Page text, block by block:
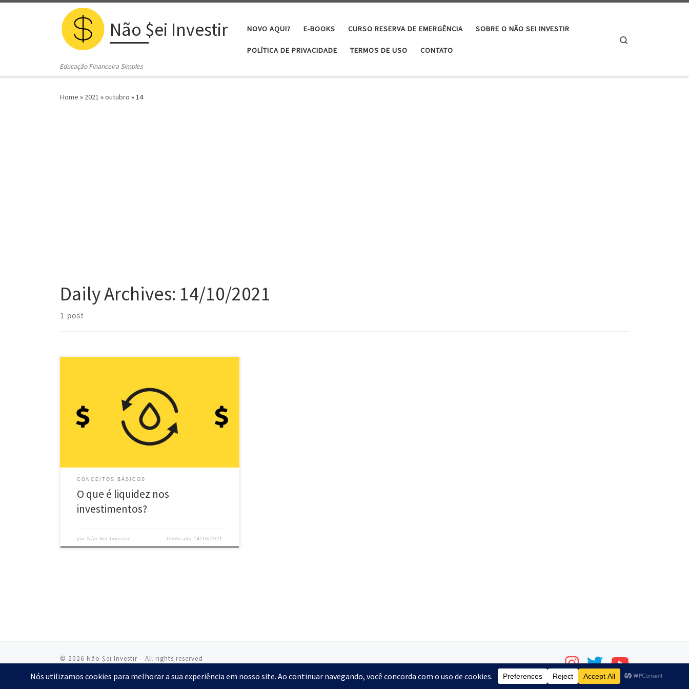
Não $ei Investir
Educação Financeira Simples
NOVO AQUI? E-BOOKS CURSO RESERVA DE EMERGÊNCIA SOBRE O NÃO SEI INVESTIR
POLÍTICA DE PRIVACIDADE TERMOS DE USO CONTATO
Home » 2021 »outubro »14
Daily Archives: 14/10/2021
1 post
Está aí um conceito do qual já falamos muito nos
artigos, mas ao qual não havíamos dedicado um artigo
específico: liquidez nos investimentos. Sabe do que
se trata? Liquidez nos investimentos Ter liquidez nos
investimentos é essencial. Pelo menos uma parte da
sua carteira ser formada por uma grana que […]
CONCEITOS BÁSICOS
O que é liquidez nos
investimentos?
por Não Sei Investir Publicado 14/10/2021
© 2026 Não $ei Investir – All rights reserved
Proporcionado por – Designed with the Customizr theme